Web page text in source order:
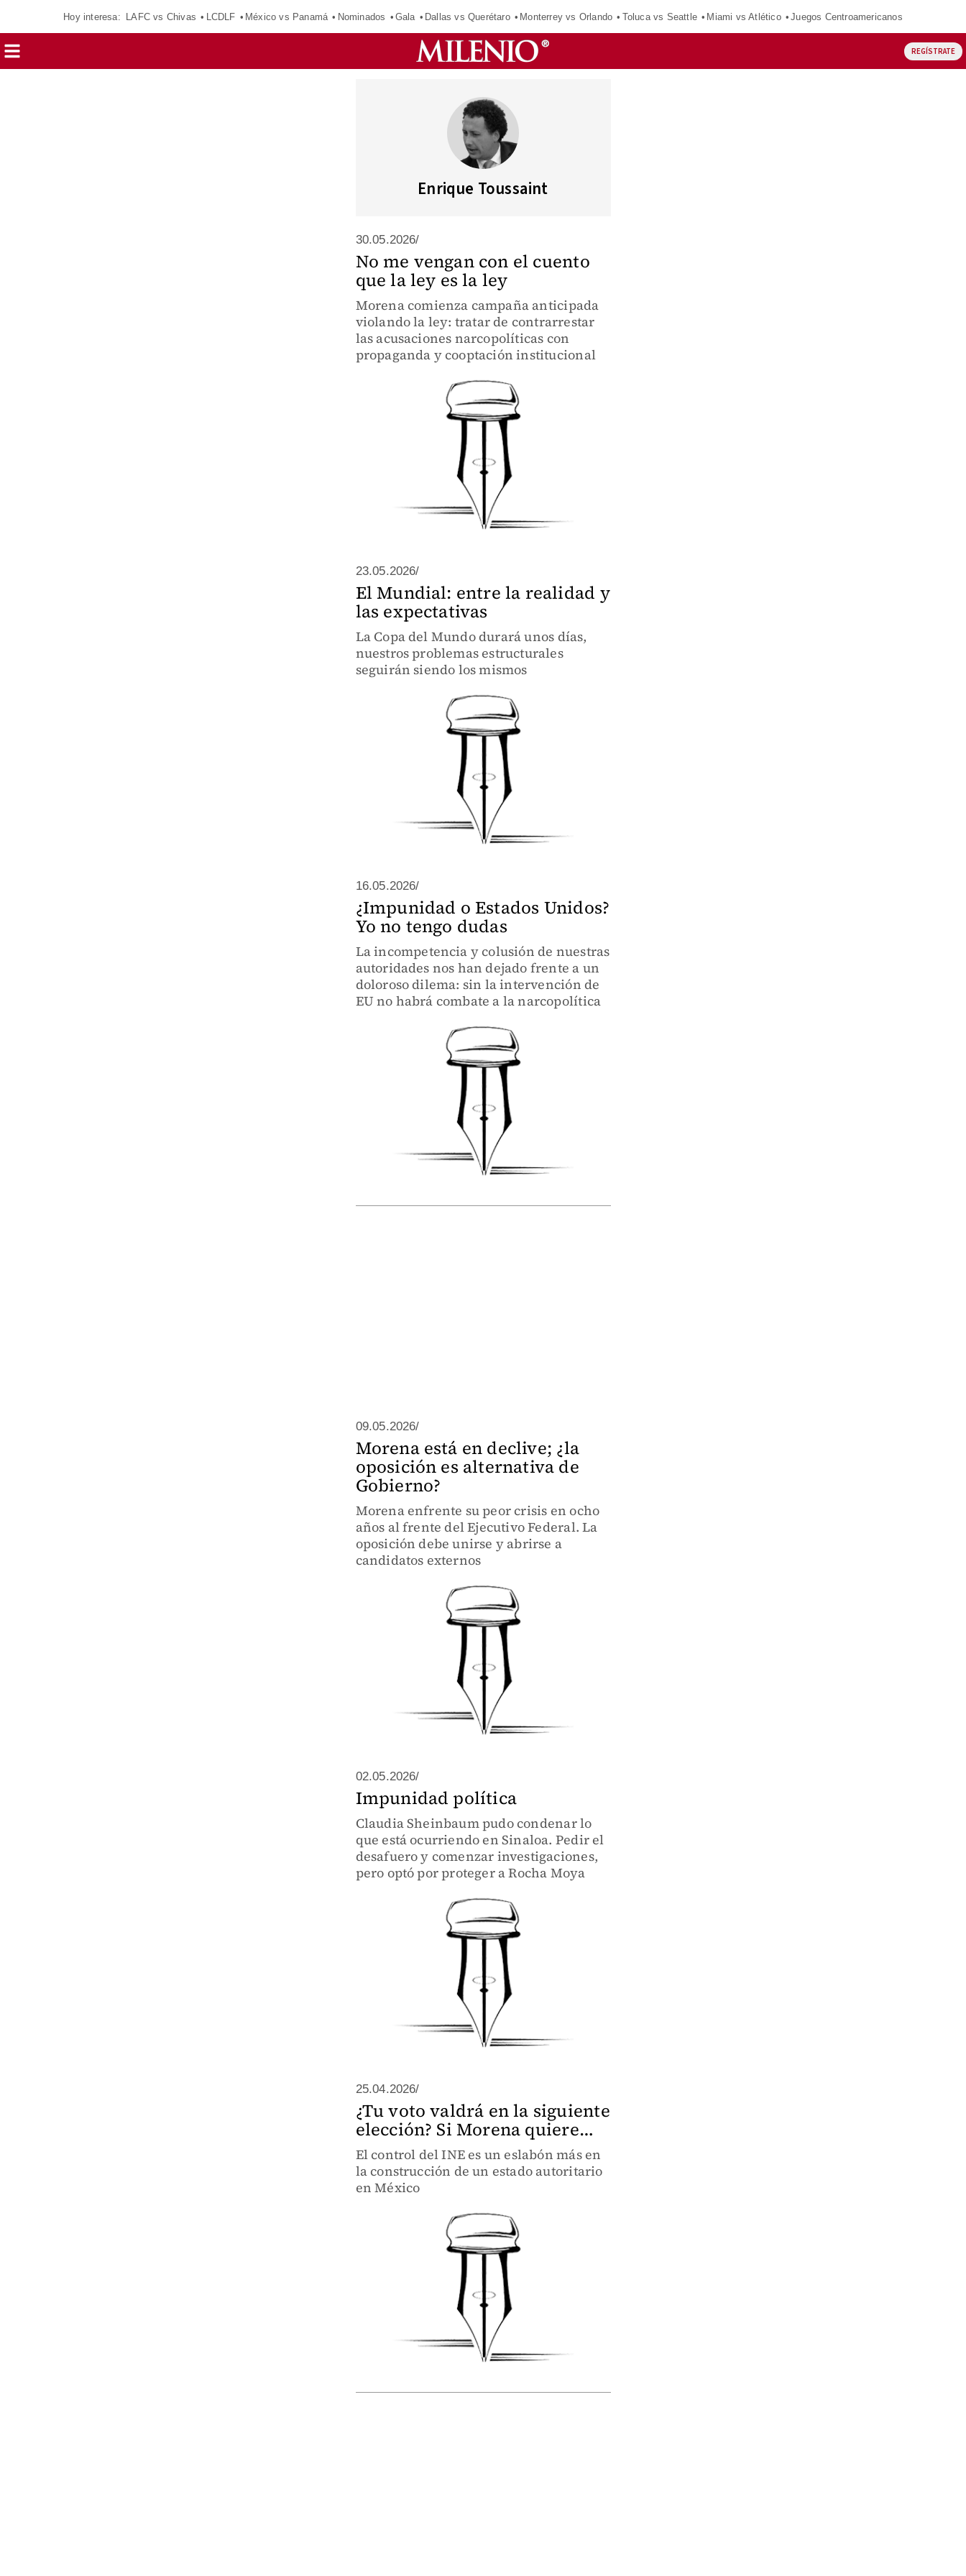
Hoy interesa: LAFC vs Chivas LCDLF México vs Panamá Nominados Gala Dallas vs Querétaro Monterrey vs Orlando Toluca vs Seattle Miami vs Atlético Juegos Centroamericanos
REGÍSTRATE
Enrique Toussaint
30.05.2026/
No me vengan con el cuento
que la ley es la ley
Morena comienza campaña anticipada
violando la ley: tratar de contrarrestar
las acusaciones narcopolíticas con
propaganda y cooptación institucional
23.05.2026/
El Mundial: entre la realidad y
las expectativas
La Copa del Mundo durará unos días,
nuestros problemas estructurales
seguirán siendo los mismos
16.05.2026/
¿Impunidad o Estados Unidos?
Yo no tengo dudas
La incompetencia y colusión de nuestras
autoridades nos han dejado frente a un
doloroso dilema: sin la intervención de
EU no habrá combate a la narcopolítica
09.05.2026/
Morena está en declive; ¿la
oposición es alternativa de
Gobierno?
Morena enfrente su peor crisis en ocho
años al frente del Ejecutivo Federal. La
oposición debe unirse y abrirse a
candidatos externos
02.05.2026/
Impunidad política
Claudia Sheinbaum pudo condenar lo
que está ocurriendo en Sinaloa. Pedir el
desafuero y comenzar investigaciones,
pero optó por proteger a Rocha Moya
25.04.2026/
¿Tu voto valdrá en la siguiente
elección? Si Morena quiere…
El control del INE es un eslabón más en
la construcción de un estado autoritario
en México